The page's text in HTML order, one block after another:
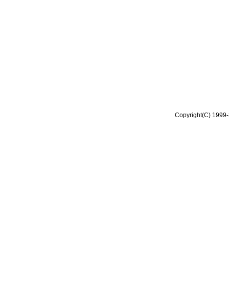
Copyright(C)